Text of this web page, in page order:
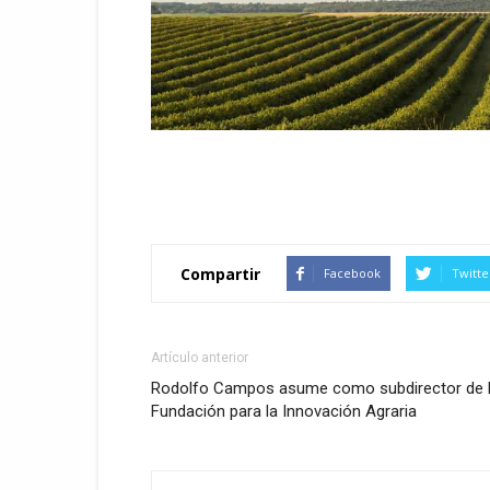
Compartir Facebook
Artículo anterior
Rodolfo Campos asume como subdirector de
Fundación para la Innovación Agraria